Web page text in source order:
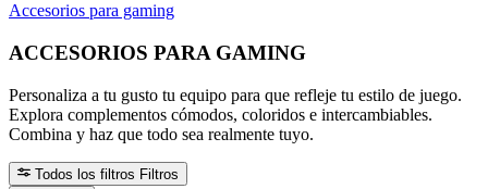
Accesorios para gaming
ACCESORIOS PARA GAMING
Personaliza a tu gusto tu equipo para que refleje tu estilo de juego.
Explora complementos cómodos, coloridos e intercambiables.
Combina y haz que todo sea realmente tuyo.
Todos los filtros Filtros